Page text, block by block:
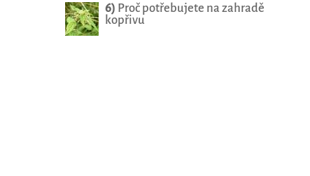
6) Proč potřebujete na zahradě
kopřivu